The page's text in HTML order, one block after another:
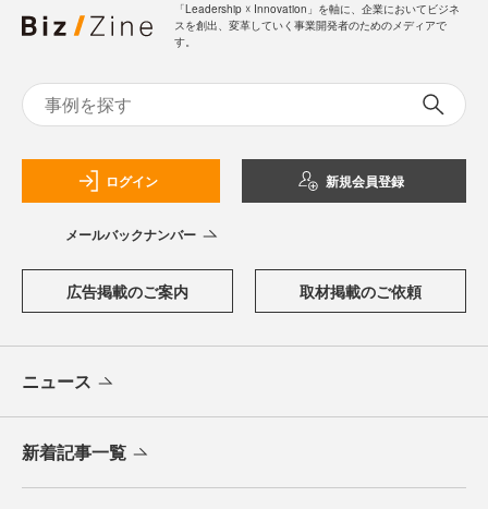
「Leadership ☓ Innovation」を軸に、企業においてビジネ
スを創出、変革していく事業開発者のためのメディアで
す。
ログイン 新規会員登録
メールバックナンバー
広告掲載のご案内 取材掲載のご依頼
ニュース
新着記事一覧